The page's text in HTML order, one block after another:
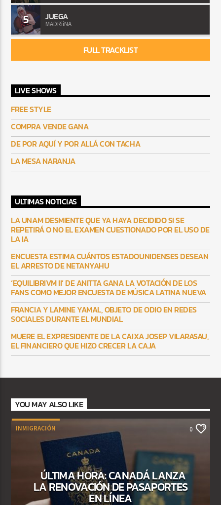
5 JUEGA
MADRiiNA
FULL TRACKLIST
LIVE SHOWS
FREE STYLE
COMPRA VENDE GANA
DE POR AQUÍ Y POR ALLÁ CON TACHA
LA MESA NARANJA
ULTIMAS NOTICIAS
LA UNAM DESMIENTE QUE YA HAYA DECIDIDO SI SE
REPETIRÁ O NO EL EXAMEN CUESTIONADO POR EL USO DE
LA IA
ENCUESTA ESTIMA CUÁNTOS ESTADOUNIDENSES DESEAN
EL ARRESTO DE NETANYAHU
‘EQUILIBRIVM II’ DE ANITTA GANA LA VOTACIÓN DE LOS
FANS COMO MEJOR ENCUESTA DE MÚSICA LATINA NUEVA
FRANCIA Y LAMINE YAMAL, OBJETO DE ODIO EN REDES
SOCIALES DURANTE EL MUNDIAL
MUERE EL EXPRESIDENTE DE LA CAIXA JOSEP VILARASAU,
EL FINANCIERO QUE HIZO CRECER LA CAJA
YOU MAY ALSO LIKE
INMIGRACIÓN 0
ÚLTIMA HORA: CANADÁ LANZA
LA RENOVACIÓN DE PASAPORTES
EN LÍNEA